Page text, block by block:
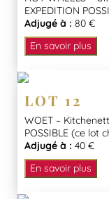
EXPEDITION
Adjugé à : 80 €
En savoir plus
LOT 12
WOET –
POSSIBLE (ce lot
Adjugé à : 40 €
En savoir plus